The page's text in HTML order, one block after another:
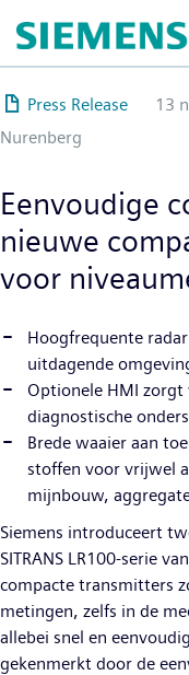
en
naar
de
inhoud
gaan
Press Release 13
Nurenberg
Eenvoudige
nieuwe
voor
Hoogfrequente
uitdagende
Optionele HMI zorgt
diagnostische
Brede waaier aan
stoffen voor vrijwel
mijnbouw,
Siemens introduceert
SITRANS LR100-serie
compacte transmitters
metingen, zelfs in de
allebei snel en
gekenmerkt door de